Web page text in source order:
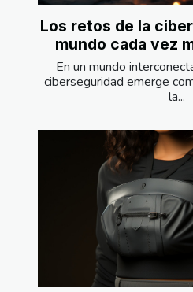
Los retos de la
mundo cada vez
En un mundo
ciberseguridad emerge
la...